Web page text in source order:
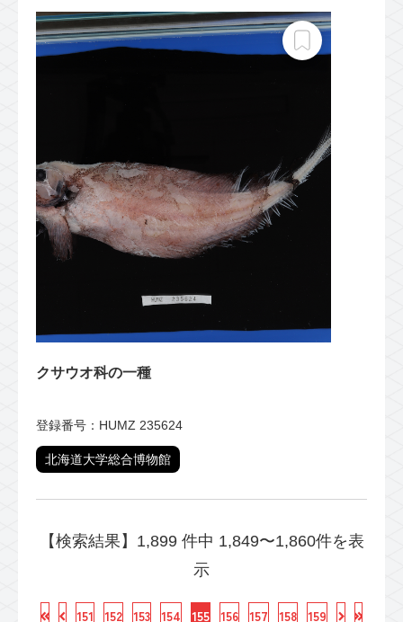
クサウオ科の一種
登録番号：HUMZ 235624
北海道大学総合博物館
【検索結果】1,899 件中 1,849〜1,860件を表
示
151 152 153 154 155 156 157 158 159